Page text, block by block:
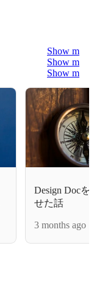
Show more
Show more
Show more
Design Doc
せた話
3 months ago